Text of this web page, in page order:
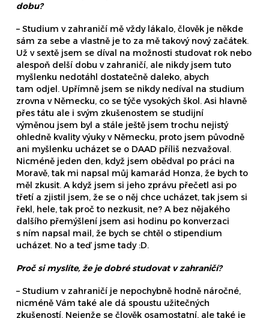
dobu?
– Studium v zahraničí mě vždy lákalo, člověk je někde
sám za sebe a vlastně je to za mě takový nový začátek.
Už v sextě jsem se díval na možnosti studovat rok nebo
alespoň delší dobu v zahraničí, ale nikdy jsem tuto
myšlenku nedotáhl dostatečně daleko, abych
tam odjel. Upřímně jsem se nikdy nedíval na studium
zrovna v Německu, co se týče vysokých škol. Asi hlavně
přes tátu ale i svým zkušenostem se studijní
výměnou jsem byl a stále ještě jsem trochu nejistý
ohledně kvality výuky v Německu, proto jsem původně
ani myšlenku ucházet se o DAAD příliš nezvažoval.
Nicméně jeden den, když jsem obědval po práci na
Moravě, tak mi napsal můj kamarád Honza, že bych to
měl zkusit. A když jsem si jeho zprávu přečetl asi po
třetí a zjistil jsem, že se o něj chce ucházet, tak jsem si
řekl, hele, tak proč to nezkusit, ne? A bez nějakého
dalšího přemýšlení jsem asi hodinu po konverzaci
s ním napsal mail, že bych se chtěl o stipendium
ucházet. No a teď jsme tady :D.
Proč si myslíte, že je dobré studovat v zahraničí?
– Studium v zahraničí je nepochybně hodně náročné,
nicméně Vám také ale dá spoustu užitečných
zkušeností. Nejenže se člověk osamostatní, ale také je